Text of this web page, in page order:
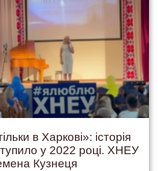
в Харкові»: історія
у 2022 році. ХНЕУ
Кузнеця